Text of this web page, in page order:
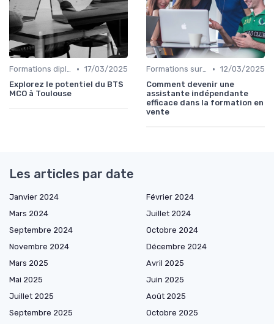
Formations diplômantes • 17/03/2025
Explorez le potentiel du BTS
MCO à Toulouse
Formations sur mesure pour entreprises • 12/03/2025
Comment devenir une
assistante indépendante
efficace dans la formation en
vente
Les articles par date
Janvier 2024
Février 2024
Mars 2024
Juillet 2024
Septembre 2024
Octobre 2024
Novembre 2024
Décembre 2024
Mars 2025
Avril 2025
Mai 2025
Juin 2025
Juillet 2025
Août 2025
Septembre 2025
Octobre 2025